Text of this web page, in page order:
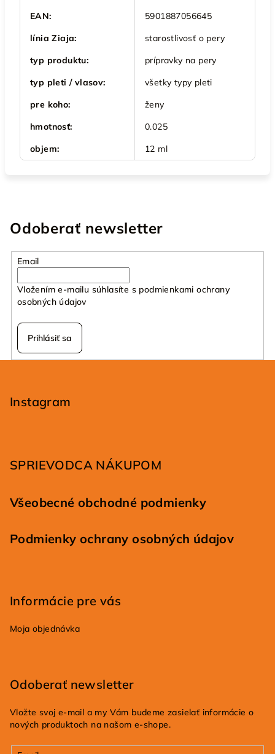
EAN:
5901887056645
línia Ziaja:
starostlivosť o pery
typ produktu:
prípravky na pery
typ pleti / vlasov:
všetky typy pleti
pre koho:
ženy
hmotnosť:
0.025
objem: 12 ml
Odoberať newsletter
Email
Vložením e-mailu súhlasíte s podmienkami ochrany
osobných údajov
Prihlásiť sa
Instagram
SPRIEVODCA NÁKUPOM
Všeobecné obchodné podmienky
Podmienky ochrany osobných údajov
Informácie pre vás
Moja objednávka
Odoberať newsletter
Vložte svoj e-mail a my Vám budeme zasielať informácie o
nových produktoch na našom e-shope.